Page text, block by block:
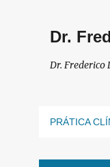
Dr.
Dr. Frederico
PRÁTICA